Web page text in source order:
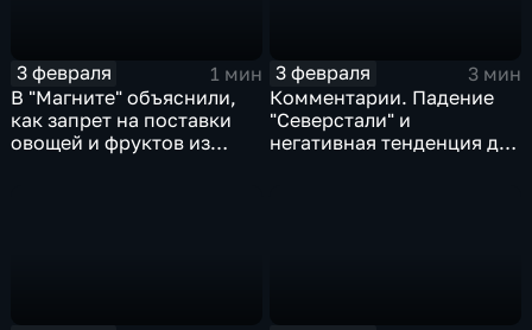
3 февраля
1 мин
В "Магните" объяснили,
как запрет на поставки
овощей и фруктов из
3 февраля
3 мин
Комментарии. Падение
"Северстали" и
негативная тенденция для